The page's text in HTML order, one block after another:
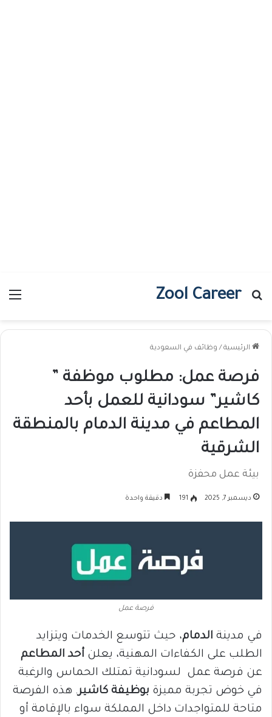
Zool Career
بحث عن
الرئيسية / وظائف في السعودية
فرصة عمل: مطلوب موظفة ”
كاشير” سودانية للعمل بأحد
المطاعم في مدينة الدمام بالمنطقة
الشرقية
بيئة عمل محفزة
ديسمبر 7, 2025 191 دقيقة واحدة
فرصة عمل
في مدينة الدمام، حيث تتوسع الخدمات ويتزايد
الطلب على الكفاءات المهنية، يعلن أحد المطاعم
عن فرصة عمل لسودانية تمتلك الحماس والرغبة
في خوض تجربة مميزة بوظيفة كاشير. هذه الفرصة
متاحة للمتواجدات داخل المملكة سواء بالإقامة أو